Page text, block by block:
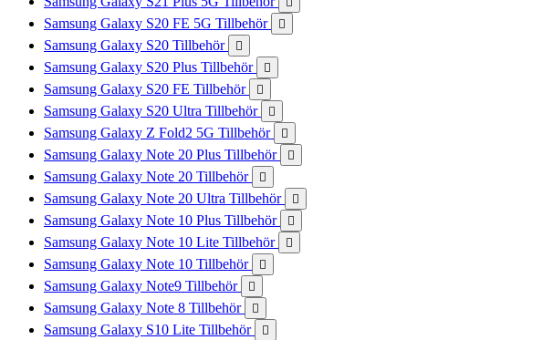
Samsung Galaxy S20 FE 5G Tillbehör 
Samsung Galaxy S20 Tillbehör 
Samsung Galaxy S20 Plus Tillbehör 
Samsung Galaxy S20 FE Tillbehör 
Samsung Galaxy S20 Ultra Tillbehör 
Samsung Galaxy Z Fold2 5G Tillbehör 
Samsung Galaxy Note 20 Plus Tillbehör 
Samsung Galaxy Note 20 Tillbehör 
Samsung Galaxy Note 20 Ultra Tillbehör 
Samsung Galaxy Note 10 Plus Tillbehör 
Samsung Galaxy Note 10 Lite Tillbehör 
Samsung Galaxy Note 10 Tillbehör 
Samsung Galaxy Note9 Tillbehör 
Samsung Galaxy Note 8 Tillbehör 
Samsung Galaxy S10 Lite Tillbehör 